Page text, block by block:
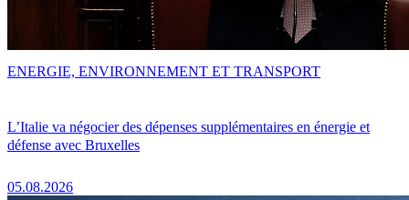
L’Italie va négocier des dépenses supplémentaires en énergie et
défense avec Bruxelles
05.08.2026
ENERGIE, ENVIRONNEMENT ET TRANSPORT